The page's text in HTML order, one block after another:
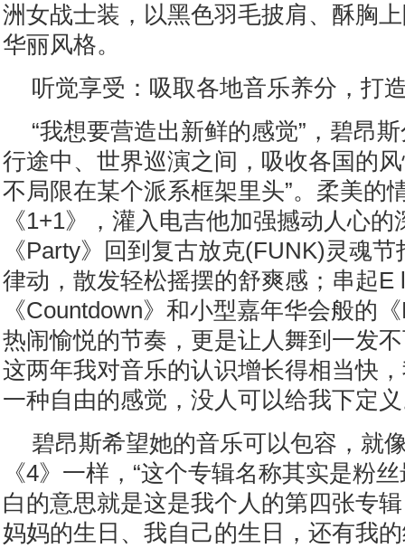
洲女战士装，以黑色羽毛披肩、酥胸
华丽风格。
听觉享受：吸取各地音乐养分，打
“我想要营造出新鲜的感觉”，碧昂
行途中、世界巡演之间，吸收各国的
不局限在某个派系框架里头”。柔美的
《1+1》，灌入电吉他加强撼动人心的
《Party》回到复古放克(FUNK)灵魂
律动，散发轻松摇摆的舒爽感；串起E
《Countdown》和小型嘉年华会般的
热闹愉悦的节奏，更是让人舞到一发
这两年我对音乐的认识增长得相当快
一种自由的感觉，没人可以给我下定义
碧昂斯希望她的音乐可以包容，就
《4》一样，“这个专辑名称其实是粉
白的意思就是这是我个人的第四张专
妈妈的生日、我自己的生日，还有我